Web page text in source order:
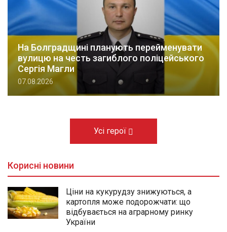
На Болградщині планують перейменувати
вулицю на честь загиблого поліцейського
Сергія Магли
07.08.2026
Усі герої
Корисні новини
Ціни на кукурудзу знижуються, а
картопля може подорожчати: що
відбувається на аграрному ринку
України